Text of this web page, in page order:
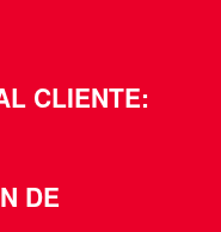
CLIENTE:
DE